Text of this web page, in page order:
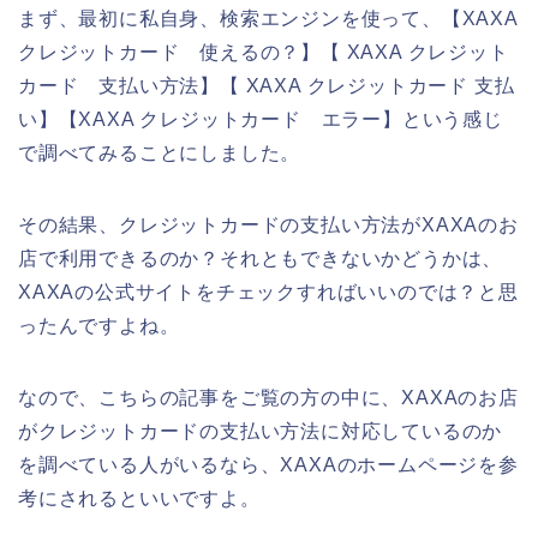
まず、最初に私自身、検索エンジンを使って、【XAXA
クレジットカード 使えるの？】【 XAXA クレジット
カード 支払い方法】【 XAXA クレジットカード 支払
い】【XAXA クレジットカード エラー】という感じ
で調べてみることにしました。
その結果、クレジットカードの支払い方法がXAXAのお
店で利用できるのか？それともできないかどうかは、
XAXAの公式サイトをチェックすればいいのでは？と思
ったんですよね。
なので、こちらの記事をご覧の方の中に、XAXAのお店
がクレジットカードの支払い方法に対応しているのか
を調べている人がいるなら、XAXAのホームページを参
考にされるといいですよ。